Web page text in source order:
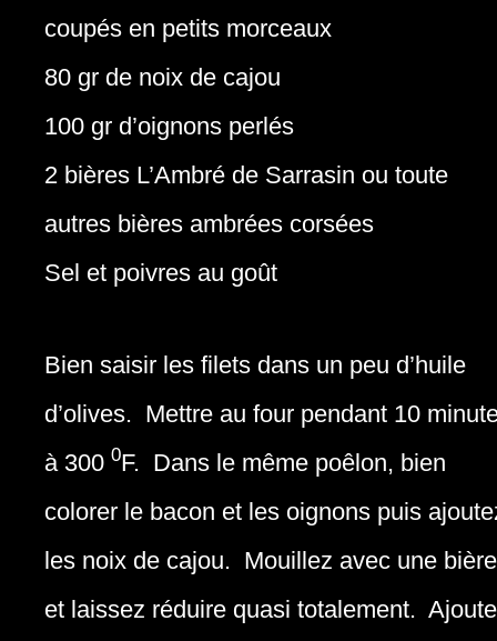
coupés en petits morceaux
80 gr de noix de cajou
100 gr d’oignons perlés
2 bières L’Ambré de Sarrasin ou toute
autres bières ambrées corsées
Sel et poivres au goût
Bien saisir les filets dans un peu d’huile
d’olives. Mettre au four pendant 10
à 300 0F. Dans le même poêlon, bien
colorer le bacon et les oignons puis
les noix de cajou. Mouillez avec une bière
et laissez réduire quasi totalement.